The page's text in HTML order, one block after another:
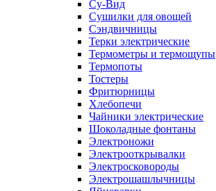
Су-Вид
Сушилки для овощей
Сэндвичницы
Терки электрические
Термометры и термощупы
Термопоты
Тостеры
Фритюрницы
Хлебопечи
Чайники электрические
Шоколадные фонтаны
Электроножи
Электрооткрывалки
Электросковороды
Электрошашлычницы